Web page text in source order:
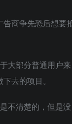
商争先恐后想要
大部分普通用户来
去的项目。
不清楚的，但是没